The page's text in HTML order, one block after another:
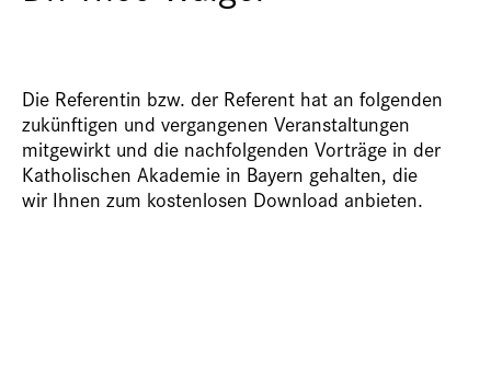
Die Referentin bzw. der Referent hat an folgenden
zukünftigen und vergangenen Veranstaltungen
mitgewirkt und die nachfolgenden Vorträge in der
Katholischen Akademie in Bayern gehalten, die
wir Ihnen zum kostenlosen Download anbieten.